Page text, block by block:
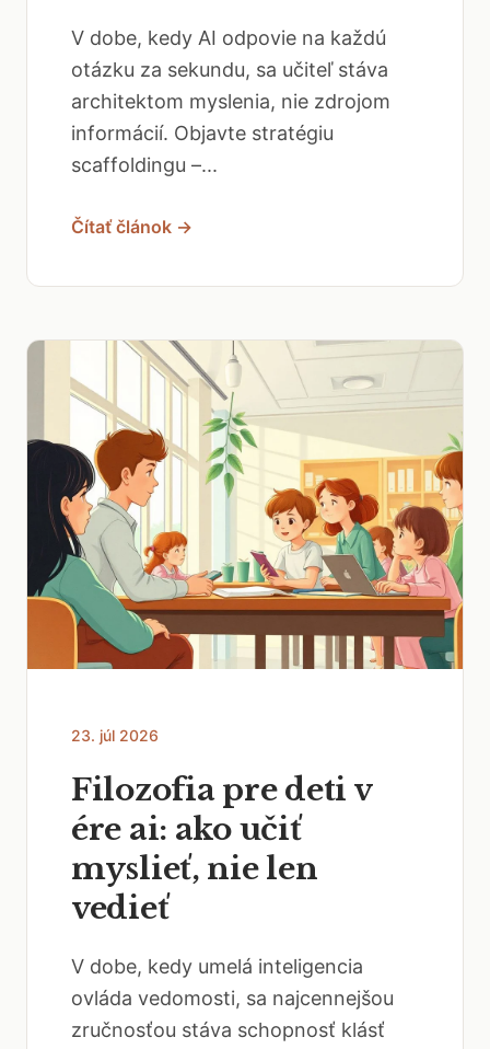
V dobe, kedy AI odpovie na každú
otázku za sekundu, sa učiteľ stáva
architektom myslenia, nie zdrojom
informácií. Objavte stratégiu
scaffoldingu –...
Čítať článok →
23. júl 2026
Filozofia pre deti v
ére ai: ako učiť
myslieť, nie len
vedieť
V dobe, kedy umelá inteligencia
ovláda vedomosti, sa najcennejšou
zručnosťou stáva schopnosť klásť